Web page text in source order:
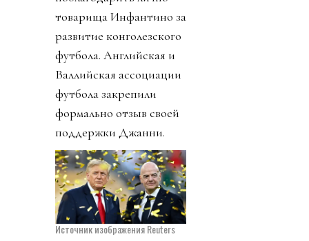
товарища Инфантино за
развитие конголезского
футбола. Английская и
Валлийская ассоциации
футбола закрепили
формально отзыв своей
поддержки Джанни.
Источник изображения Reuters